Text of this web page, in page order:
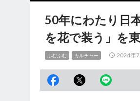
50年にわたり日
を花で装う」を
ふむふむ カルチャー 2024年